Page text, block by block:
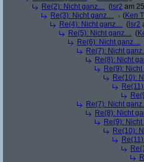
Re(2): Nicht ganz.... ( lsr2 am
Re(3): Nicht ganz....
(Ken
Re(4): Nicht ganz.... ( lsr2
Re(5): Nicht ganz.... (
Re(6): Nicht ganz....
Re(7): Nicht
Re(8): Nicht
Re(9): Nicht
Re(10):
Re(7): Nicht
Re(8): Nicht
Re(9): Nicht
Re(10):